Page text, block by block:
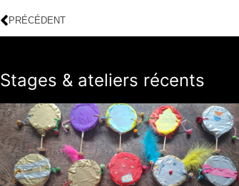
PRÉCÉDENT
Stages & ateliers récents